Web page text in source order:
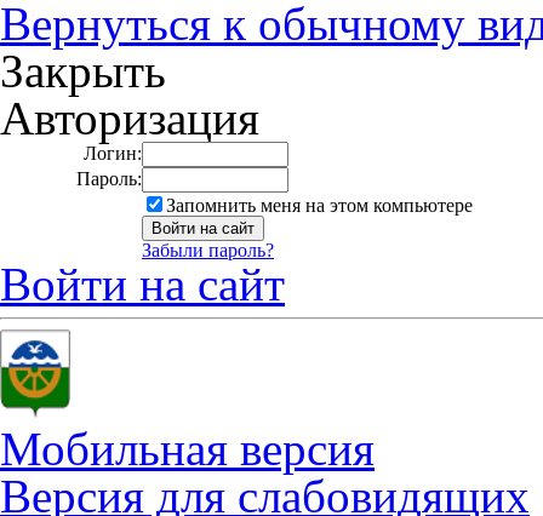
Вернуться к обычному
Закрыть
Авторизация
Логин:
Пароль:
Запомнить меня на этом компьютере
Забыли пароль?
Войти на сайт
Мобильная версия
Версия для слабовидящих